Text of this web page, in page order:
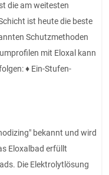
die am weitesten
ist heute die beste
Schutzmethoden
mit Eloxal kann
♦ Ein-Stufen-
bekannt und wird
Eloxalbad erfüllt
Die Elektrolytlösung